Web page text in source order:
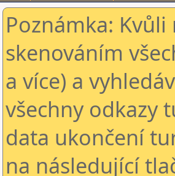
Poznámka:
skenováním
a více) a
všechny odkazy
data ukončení
na následující